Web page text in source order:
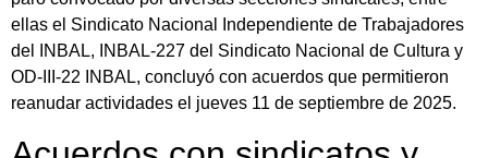
ellas el Sindicato Nacional Independiente de Trabajadores
del INBAL, INBAL-227 del Sindicato Nacional de Cultura y
OD-III-22 INBAL, concluyó con acuerdos que permitieron
reanudar actividades el jueves 11 de septiembre de 2025.